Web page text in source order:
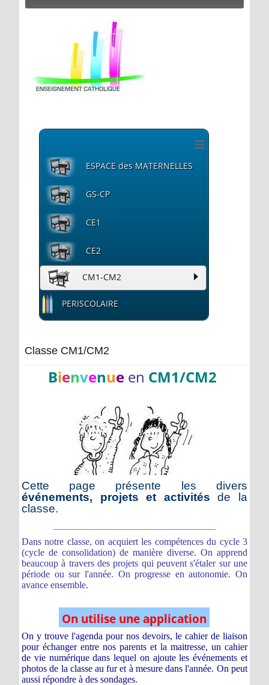
≡
ESPACE des MATERNELLES
GS-CP
CE1
CE2
CM1-CM2
PERISCOLAIRE
Classe CM1/CM2
Bienvenue en CM1/CM2
Cette page présente les divers
événements, projets et activités de la
classe.
Dans notre classe,on acquiert les compétences du cycle 3
(cycle de consolidation)de manière diverse. On apprend
beaucoup à travers des projets qui peuvent s'étaler sur une
période ou sur l'année. On progresse en autonomie. On
avance ensemble.
On utilise une application
On y trouve l'agenda pour nos devoirs, le cahier de liaison
pour échanger entre nos parents et la maitresse, un cahier
de vie numérique dans lequel on ajoute les événements et
photos de la classe au fur et à mesure dans l'année. On peut
aussi répondre à des sondages.